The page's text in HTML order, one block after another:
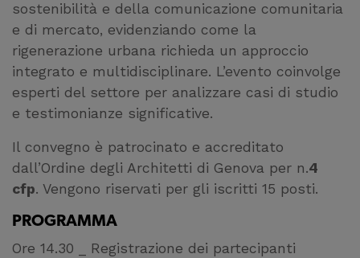
sostenibilità e della comunicazione comunitaria
e di mercato, evidenziando come la
rigenerazione urbana richieda un approccio
integrato e multidisciplinare. L’evento coinvolge
esperti del settore per analizzare casi di studio
e testimonianze significative.
Il convegno è patrocinato e accreditato
dall’Ordine degli Architetti di Genova per n.4
cfp. Vengono riservati per gli iscritti 15 posti.
PROGRAMMA
Ore 14.30 _ Registrazione dei partecipanti